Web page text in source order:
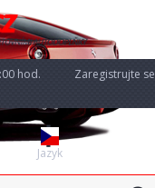
hod.
Jazyk
Zaregistrujte se